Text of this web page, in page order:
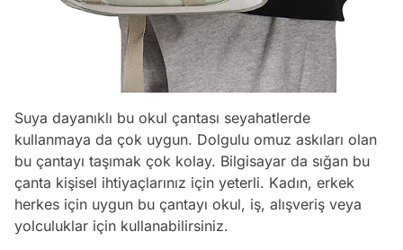
Suya dayanıklı bu okul çantası seyahatlerde
kullanmaya da çok uygun. Dolgulu omuz askıları olan
bu çantayı taşımak çok kolay. Bilgisayar da sığan bu
çanta kişisel ihtiyaçlarınız için yeterli. Kadın, erkek
herkes için uygun bu çantayı okul, iş, alışveriş veya
yolculuklar için kullanabilirsiniz.